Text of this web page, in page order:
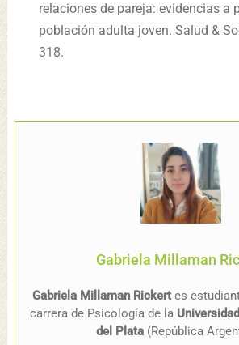
relaciones de pareja: evidencias a
población adulta joven. Salud &
318.
Gabriela Millaman
Gabriela Millaman Rickertes
carrera de Psicología de la
del Plata(República